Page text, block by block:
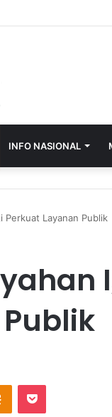
Zaki Minta Seluruh
INFO NASIONAL
Perkuat Layanan Publik
Odnoklassniki
Pocket